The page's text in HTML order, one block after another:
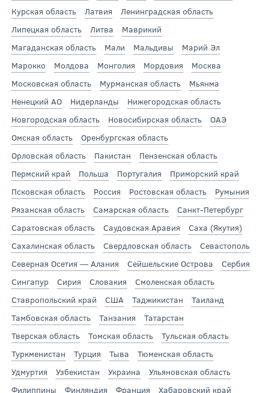
Курская область
Латвия
Ленинградская область
Липецкая область
Литва
Маврикий
Магаданская область
Мали Мальдивы
Марий Эл
Марокко
Молдова Монголия Мордовия
Москва
Московская область
Мурманская область
Мьянма
Ненецкий АО
Нидерланды
Нижегородская область
Новгородская область
Новосибирская область
ОАЭ
Омская область
Оренбургская область
Орловская область
Пакистан
Пензенская область
Пермский край
Польша Португалия
Приморский край
Псковская область
Россия Ростовская область
Румыния
Рязанская область
Самарская область
Санкт-Петербург
Саратовская область
Саудовская Аравия
Саха (Якутия)
Сахалинская область
Свердловская область
Севастополь
Северная Осетия — Алания
Сейшельские Острова
Сербия
Сингапур
Сирия Словакия
Смоленская область
Ставропольский край
США Таджикистан
Таиланд
Тамбовская область
Танзания
Татарстан
Тверская область
Томская область
Тульская область
Туркменистан
Турция Тыва
Тюменская область
Удмуртия
Узбекистан Украина
Ульяновская область
Филиппины
Финляндия Франция
Хабаровский край